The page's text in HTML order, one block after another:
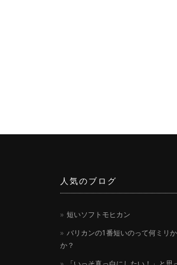
人気のブログ
短いソフトモヒカン
バリカンの1番短いのって何ミリ
か？